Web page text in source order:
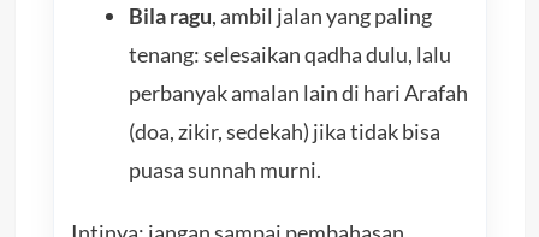
Bila ragu, ambil jalan yang paling
tenang: selesaikan qadha dulu, lalu
perbanyak amalan lain di hari Arafah
(doa, zikir, sedekah) jika tidak bisa
puasa sunnah murni.